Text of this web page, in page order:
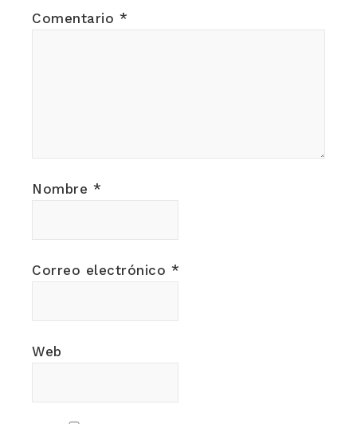
Comentario *
Nombre *
Correo electrónico *
Web